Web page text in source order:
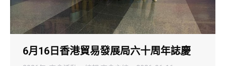
6月16日香港貿易發展局六十周年誌慶